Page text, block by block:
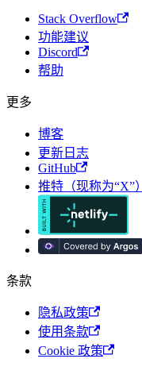
Stack Overflow
功能建议
Discord
帮助
更多
博客
更新日志
GitHub
推特（现称为“X”）
条款
隐私政策
使用条款
Cookie 政策